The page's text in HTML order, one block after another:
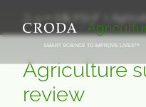
ン
ー
SMART SCIENCE TO IMPROVE LIVES™
Agriculture
review